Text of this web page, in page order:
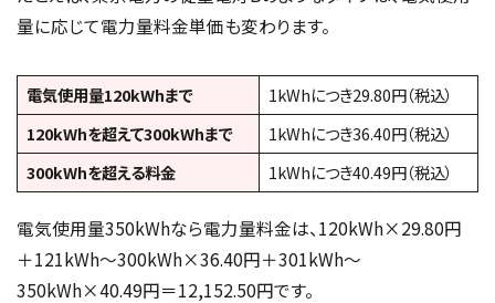
量に応じて電力量料金単価も変わります。
電気使用量120kWhまで
1kWhにつき29.80円（税込）
120kWhを超えて300kWhまで
1kWhにつき36.40円（税込）
300kWhを超える料金
1kWhにつき40.49円（税込）
電気使用量350kWhなら電力量料金は、120kWh×29.80円
＋121kWh～300kWh×36.40円＋301kWh～
350kWh×40.49円＝12,152.50円です。